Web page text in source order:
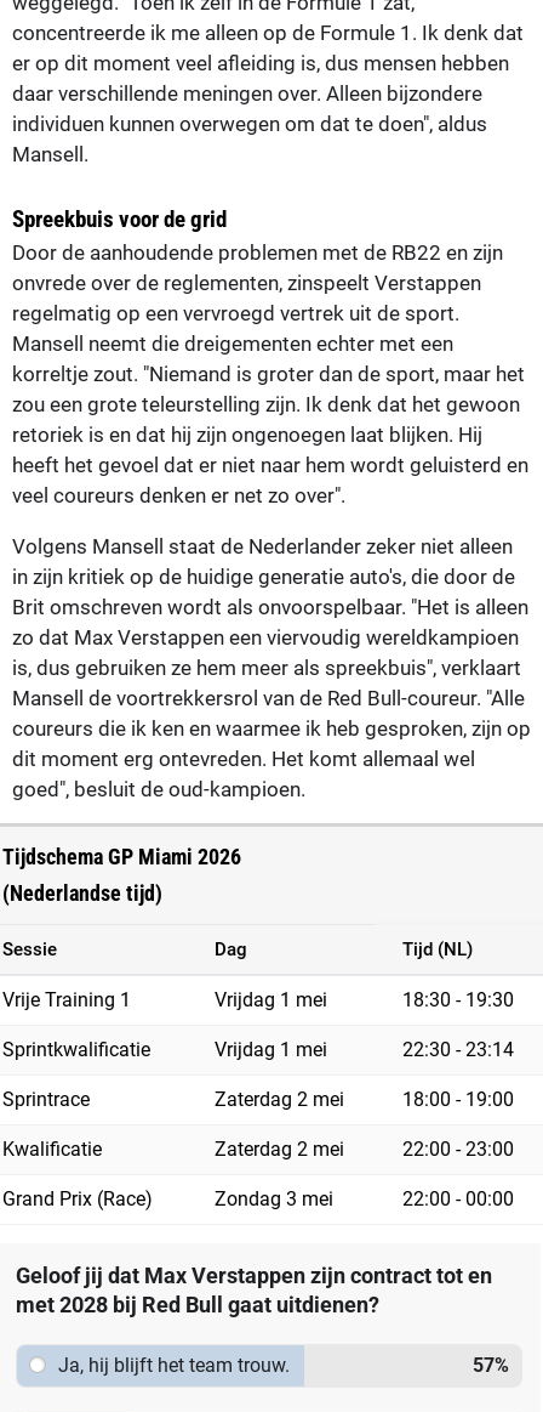
concentreerde ik me alleen op de Formule 1. Ik denk dat
er op dit moment veel afleiding is, dus mensen hebben
daar verschillende meningen over. Alleen bijzondere
individuen kunnen overwegen om dat te doen", aldus
Mansell.
Spreekbuis voor de grid
Door de aanhoudende problemen met de RB22 en zijn
onvrede over de reglementen, zinspeelt Verstappen
regelmatig op een vervroegd vertrek uit de sport.
Mansell neemt die dreigementen echter met een
korreltje zout. "Niemand is groter dan de sport, maar het
zou een grote teleurstelling zijn. Ik denk dat het gewoon
retoriek is en dat hij zijn ongenoegen laat blijken. Hij
heeft het gevoel dat er niet naar hem wordt geluisterd en
veel coureurs denken er net zo over".
Volgens Mansell staat de Nederlander zeker niet alleen
in zijn kritiek op de huidige generatie auto's, die door de
Brit omschreven wordt als onvoorspelbaar. "Het is alleen
zo dat Max Verstappen een viervoudig wereldkampioen
is, dus gebruiken ze hem meer als spreekbuis", verklaart
Mansell de voortrekkersrol van de Red Bull-coureur. "Alle
coureurs die ik ken en waarmee ik heb gesproken, zijn op
dit moment erg ontevreden. Het komt allemaal wel
goed", besluit de oud-kampioen.
Tijdschema GP Miami 2026
(Nederlandse tijd)
Sessie Dag Tijd (NL)
Vrije Training 1 Vrijdag 1 mei 18:30 - 19:30
Sprintkwalificatie Vrijdag 1 mei 22:30 - 23:14
Sprintrace Zaterdag 2 mei 18:00 - 19:00
Kwalificatie Zaterdag 2 mei 22:00 - 23:00
Grand Prix (Race) Zondag 3 mei 22:00 - 00:00
Geloof jij dat Max Verstappen zijn contract tot en
met 2028 bij Red Bull gaat uitdienen?
Ja, hij blijft het team trouw. 57%